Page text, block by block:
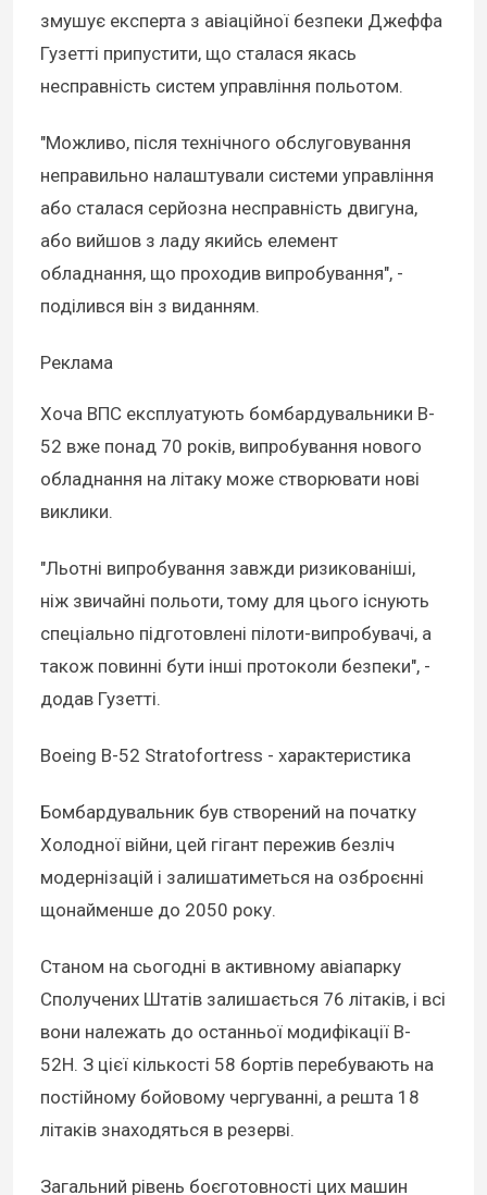
змушує експерта з авіаційної безпеки Джеффа
Гузетті припустити, що сталася якась
несправність систем управління польотом.
"Можливо, після технічного обслуговування
неправильно налаштували системи управління
або сталася серйозна несправність двигуна,
або вийшов з ладу якийсь елемент
обладнання, що проходив випробування", -
поділився він з виданням.
Реклама
Хоча ВПС експлуатують бомбардувальники B-
52 вже понад 70 років, випробування нового
обладнання на літаку може створювати нові
виклики.
"Льотні випробування завжди ризикованіші,
ніж звичайні польоти, тому для цього існують
спеціально підготовлені пілоти-випробувачі, а
також повинні бути інші протоколи безпеки", -
додав Гузетті.
Boeing B-52 Stratofortress - характеристика
Бомбардувальник був створений на початку
Холодної війни, цей гігант пережив безліч
модернізацій і залишатиметься на озброєнні
щонайменше до 2050 року.
Станом на сьогодні в активному авіапарку
Сполучених Штатів залишається 76 літаків, і всі
вони належать до останньої модифікації B-
52H. З цієї кількості 58 бортів перебувають на
постійному бойовому чергуванні, а решта 18
літаків знаходяться в резерві.
Загальний рівень боєготовності цих машин